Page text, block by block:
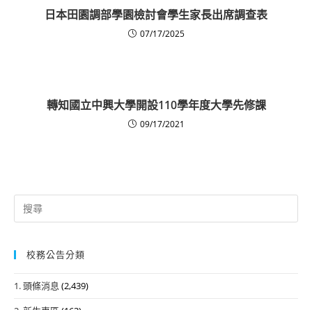
日本田園調部學園檢討會學生家長出席調查表
07/17/2025
轉知國立中興大學開設110學年度大學先修課
09/17/2021
Search
for:
校務公告分類
1. 頭條消息 (2,439)